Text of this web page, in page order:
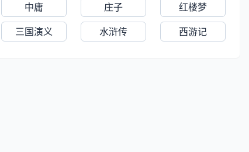
中庸
庄子
红楼梦
三国演义
水浒传 西游记